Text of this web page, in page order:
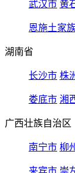
武汉市 黄
恩施土家
湖南省
长沙市 株
娄底市 湘
广西壮族自治区
南宁市 柳
来宾市 崇